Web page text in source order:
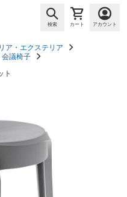
検索 カート アカウント
ア・エクステリア
会議椅子
ト